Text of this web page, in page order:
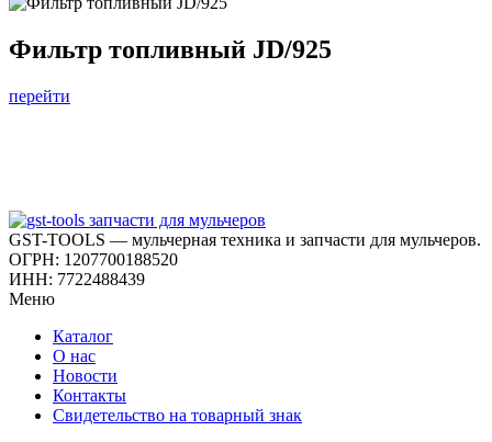
Фильтр топливный JD/925
перейти
GST-TOOLS — мульчерная техника и запчасти для мульчеров.
ОГРН: 1207700188520
ИНН: 7722488439
Меню
Каталог
О нас
Новости
Контакты
Свидетельство на товарный знак